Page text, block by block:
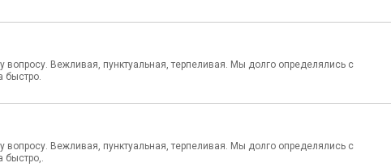
Вежливая, пунктуальная, терпеливая. Мы долго определялись с
быстро.
Вежливая, пунктуальная, терпеливая. Мы долго определялись с
быстро,.